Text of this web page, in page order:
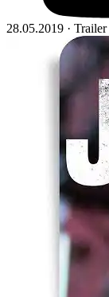
28.05.2019 · Trailer